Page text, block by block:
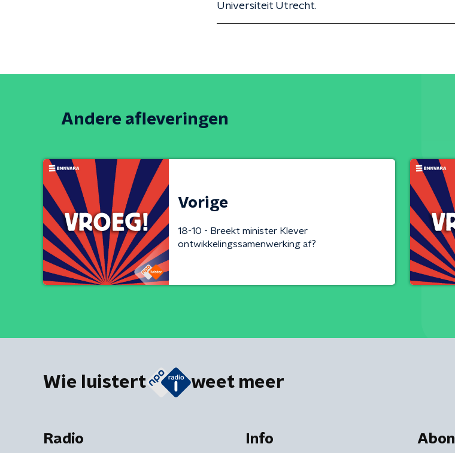
Universiteit Utrecht.
Andere afleveringen
Vorige
18-10 - Breekt minister Klever
ontwikkelingssamenwerking af?
Wie luistert weet meer
Radio Info